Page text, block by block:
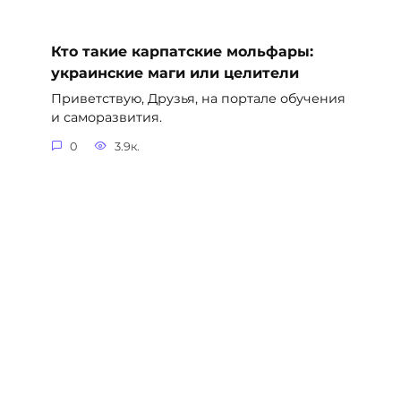
Кто такие карпатские мольфары:
украинские маги или целители
Приветствую, Друзья, на портале обучения
и саморазвития.
0 3.9к.